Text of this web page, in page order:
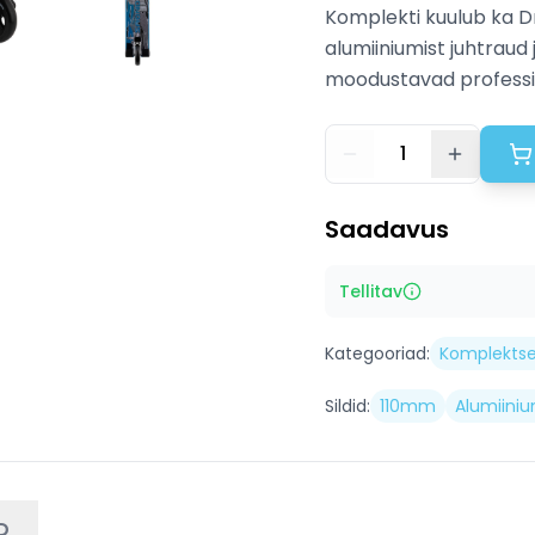
Komplekti kuulub ka
alumiiniumist
moodustavad
1
Saadavus
Tellitav
Kategooriad:
Sildid: 110mm